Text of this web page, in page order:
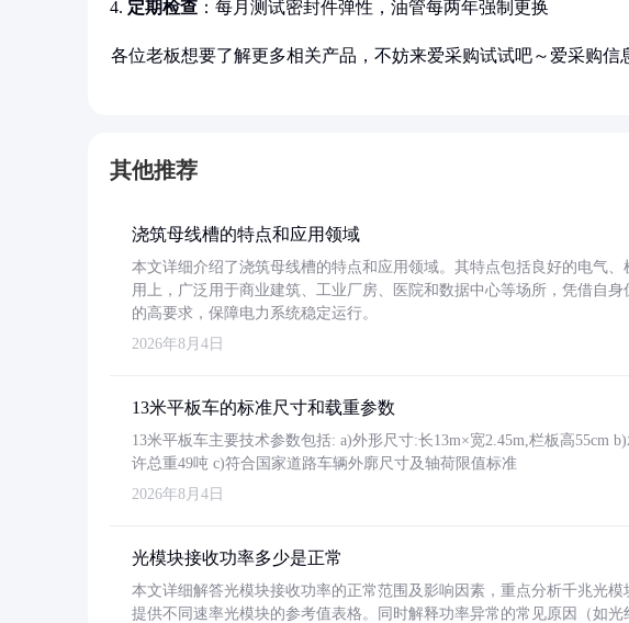
定期检查 ：每月测试密封件弹性，油管每两年强制更换
各位老板想要了解更多相关产品，不妨来爱采购试试吧～爱采购信
其他推荐
浇筑母线槽的特点和应用领域
本文详细介绍了浇筑母线槽的特点和应用领域。其特点包括良好的电气
用上，广泛用于商业建筑、工业厂房、医院和数据中心等场所，凭借自
的高要求，保障电力系统稳定运行。
2026年8月4日
13米平板车的标准尺寸和载重参数
13米平板车主要技术参数包括: a)外形尺寸:长13m×宽2.45m,栏板高55cm
许总重49吨 c)符合国家道路车辆外廓尺寸及轴荷限值标准
2026年8月4日
光模块接收功率多少是正常
本文详细解答光模块接收功率的正常范围及影响因素，重点分析千兆光
提供不同速率光模块的参考值表格。同时解释功率异常的常见原因（如